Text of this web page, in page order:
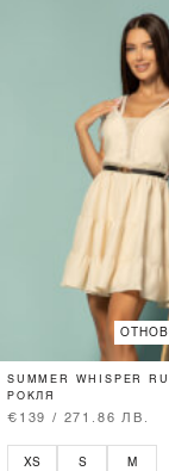
SUMMER WHISPER
РОКЛЯ
€139 / 271.86 ЛВ.
XS S M